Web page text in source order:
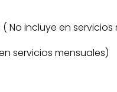
No incluye en
servicios mensuales)